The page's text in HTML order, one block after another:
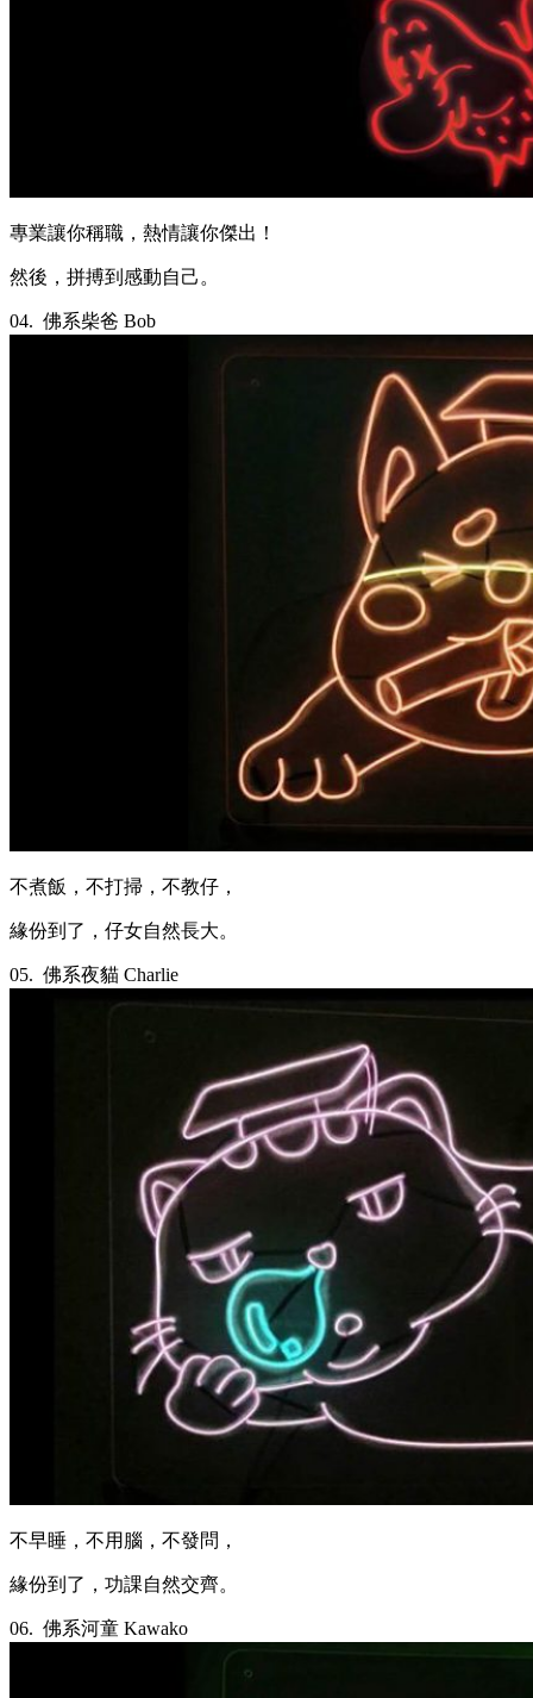
專業讓你稱職，熱情讓你傑出！
然後，拼搏到感動自己。
04. 佛系柴爸 Bob
不煮飯，不打掃，不教仔，
緣份到了，仔女自然長大。
05. 佛系夜貓 Charlie
不早睡，不用腦，不發問，
緣份到了，功課自然交齊。
06. 佛系河童 Kawako